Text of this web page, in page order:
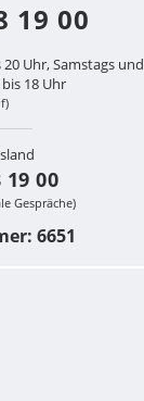
19 00
Uhr, Samstags und
18 Uhr
19 00
Gespräche)
6651